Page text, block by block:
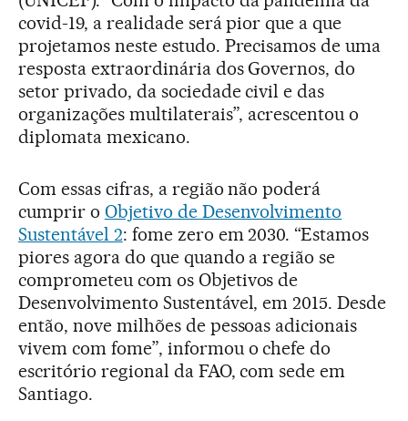
covid-19, a realidade será pior que a que
projetamos neste estudo. Precisamos de uma
resposta extraordinária dos Governos, do
setor privado, da sociedade civil e das
organizações multilaterais”, acrescentou o
diplomata mexicano.
Com essas cifras, a região não poderá
cumprir o Objetivo de Desenvolvimento
Sustentável 2: fome zero em 2030. “Estamos
piores agora do que quando a região se
comprometeu com os Objetivos de
Desenvolvimento Sustentável, em 2015. Desde
então, nove milhões de pessoas adicionais
vivem com fome”, informou o chefe do
escritório regional da FAO, com sede em
Santiago.